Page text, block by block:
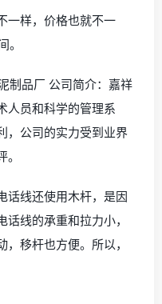
一样，价格也就不一
。
制品厂 公司简介：嘉祥
人员和科学的管理系
，公司的实力受到业界
话线还使用木杆，是因
线的承重和拉力小，
移杆也方便。所以，